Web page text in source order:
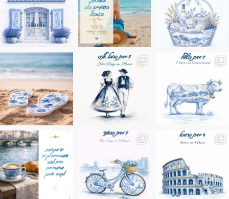
בחבל אלזס צרפת
בחופשה שבו הכל נהיה פשוט יותר. החול, הי
Instagram post
Instagram post 17994326828955248